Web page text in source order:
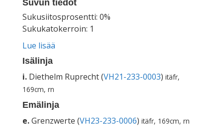
Suvun tiedot
Sukusiitosprosentti: 0%
Sukukatokerroin: 1
Lue lisää
Isälinja
i. Diethelm Ruprecht (VH21-233-0003) itäfr,
169cm, rn
Emälinja
e.Grenzwerte (VH23-233-0006) itäfr, 169cm, rn